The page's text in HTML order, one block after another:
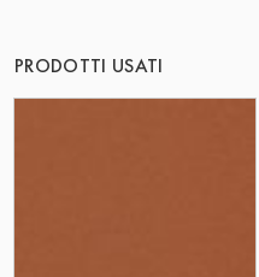
PRODOTTI USATI